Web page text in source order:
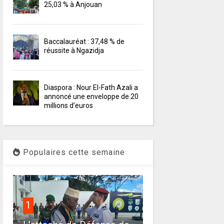
25,03 % à Anjouan
Baccalauréat : 37,48 % de
réussite à Ngazidja
Diaspora : Nour El-Fath Azali a
annoncé une enveloppe de 20
millions d’euros
Populaires cette semaine
1